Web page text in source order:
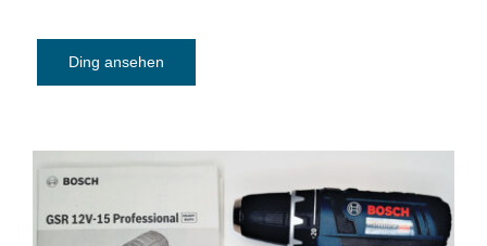
Ding ansehen